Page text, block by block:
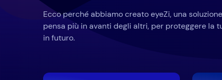
Ecco perché abbiamo creato eyeZi, una
pensa più in avanti degli altri, per proteggere la
in futuro.